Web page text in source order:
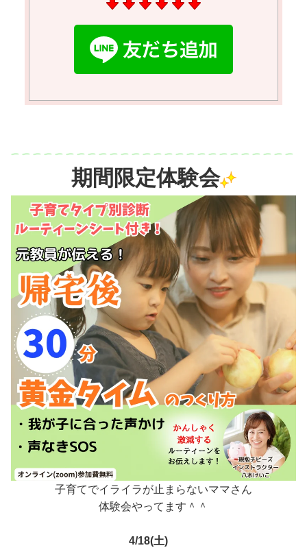
期間限定体験会
子育てでイライラが止まらないママさん
体験会やってます＾＾
4/18(土)